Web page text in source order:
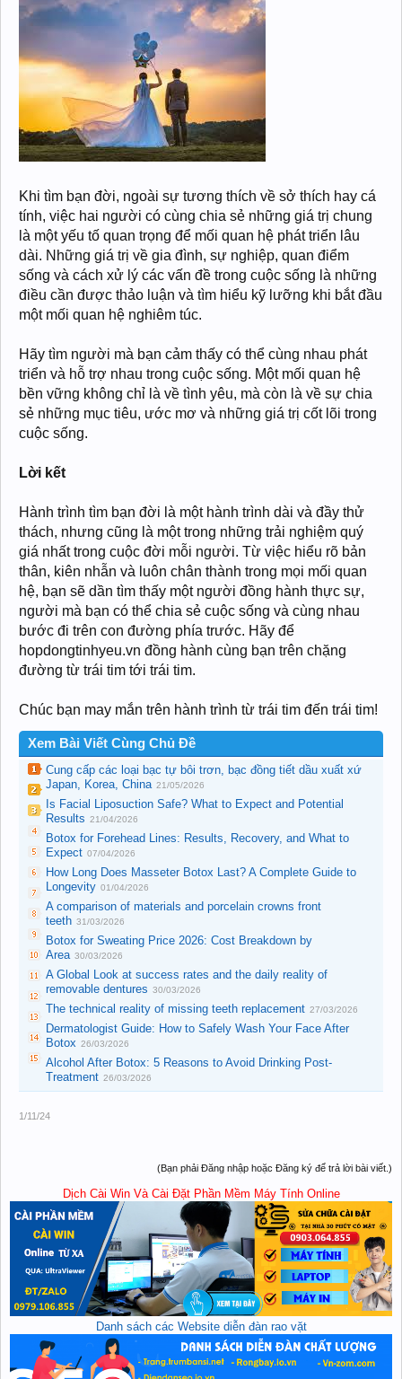
Khi tìm bạn đời, ngoài sự tương thích về sở thích hay cá
tính, việc hai người có cùng chia sẻ những giá trị chung
là một yếu tố quan trọng để mối quan hệ phát triển lâu
dài. Những giá trị về gia đình, sự nghiệp, quan điểm
sống và cách xử lý các vấn đề trong cuộc sống là những
điều cần được thảo luận và tìm hiểu kỹ lưỡng khi bắt đầu
một mối quan hệ nghiêm túc.
Hãy tìm người mà bạn cảm thấy có thể cùng nhau phát
triển và hỗ trợ nhau trong cuộc sống. Một mối quan hệ
bền vững không chỉ là về tình yêu, mà còn là về sự chia
sẻ những mục tiêu, ước mơ và những giá trị cốt lõi trong
cuộc sống.
Lời kết
Hành trình tìm bạn đời là một hành trình dài và đầy thử
thách, nhưng cũng là một trong những trải nghiệm quý
giá nhất trong cuộc đời mỗi người. Từ việc hiểu rõ bản
thân, kiên nhẫn và luôn chân thành trong mọi mối quan
hệ, bạn sẽ dần tìm thấy một người đồng hành thực sự,
người mà bạn có thể chia sẻ cuộc sống và cùng nhau
bước đi trên con đường phía trước. Hãy để
hopdongtinhyeu.vn đồng hành cùng bạn trên chặng
đường từ trái tim tới trái tim.
Chúc bạn may mắn trên hành trình từ trái tim đến trái tim!
Xem Bài Viết Cùng Chủ Đề
Cung cấp các loại bạc tự bôi trơn, bạc đồng tiết dầu xuất xứ
Japan, Korea, China 21/05/2026
Is Facial Liposuction Safe? What to Expect and Potential
Results 21/04/2026
Botox for Forehead Lines: Results, Recovery, and What to
Expect 07/04/2026
How Long Does Masseter Botox Last? A Complete Guide to
Longevity 01/04/2026
A comparison of materials and porcelain crowns front
teeth 31/03/2026
Botox for Sweating Price 2026: Cost Breakdown by
Area 30/03/2026
A Global Look at success rates and the daily reality of
removable dentures 30/03/2026
The technical reality of missing teeth replacement 27/03/2026
Dermatologist Guide: How to Safely Wash Your Face After
Botox 26/03/2026
Alcohol After Botox: 5 Reasons to Avoid Drinking Post-
Treatment 26/03/2026
1/11/24
(Bạn phải Đăng nhập hoặc Đăng ký để trả lời bài viết.)
Dịch Cài Win Và Cài Đặt Phần Mềm Máy Tính Online
Danh sách các Website diễn đàn rao vặt